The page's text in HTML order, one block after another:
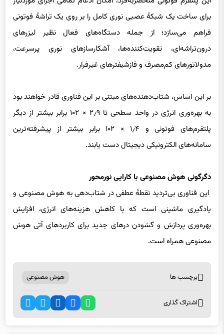
برای ساخت یک شبکهٔ عصبی نوری کامل را بر روی یک تراشهٔ فوتونی
فراهم می‌سازد؛ از جمله دستگاه‌های فعال نظیر لیزرهای
درون‌تراشه‌ای، تقویت‌کننده‌ها، آشکارسازهای نوری پرسرعت،
مدولاتورهای کم‌مصرف و فازشیفترهای غیرفرار.
بر این اساس، شتاب‌دهنده‌های مبتنی بر این فناوری قادر خواهند بود
به بهره‌وری انرژی در واحد سطحی تا ۲٫۹ × ۱۰
۲
برابر بیشتر از دیگر
پلتفرم‌های فوتونی و ۱٫۴ × ۱۰
۲
برابر بیشتر از پیشرفته‌ترین
سامانه‌های الکترونیکی دیجیتال دست یابند.
دگرگونی هوش مصنوعی با کارایی نورمحور
این فناوری بی‌تردید نقطهٔ عطفی در شتاب‌دهی به هوش مصنوعی و
یادگیری ماشینی است که با کاهش هزینه‌های انرژی، افزایش
بهره‌وری پردازش و گشودن درهای جدید برای کاربردهای آتی هوش
مصنوعی همراه است.
برچسب ها هوش مصنوعی
اشتراک گذاری